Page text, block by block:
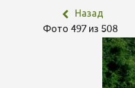
Назад
Фото 497 из 508